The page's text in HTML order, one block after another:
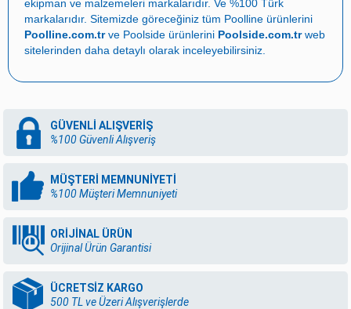
ekipman ve malzemeleri markalarıdır. Ve %100 Türk
markalarıdır. Sitemizde göreceğiniz tüm Poolline ürünlerini
Poolline.com.trve Poolside ürünlerini Poolside.com.trweb
sitelerinden daha detaylı olarak inceleyebilirsiniz.
GÜVENLİ ALIŞVERİŞ
%100 Güvenli Alışveriş
MÜŞTERİ MEMNUNİYETİ
%100 Müşteri Memnuniyeti
ORİJİNAL ÜRÜN
Orijinal Ürün Garantisi
ÜCRETSİZ KARGO
500 TL ve Üzeri Alışverişlerde